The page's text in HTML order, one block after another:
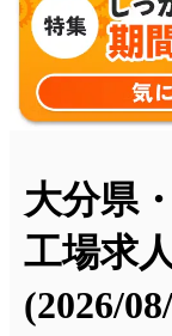
大分県
工場求
(2026/